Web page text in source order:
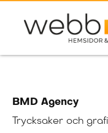
BMD Agency
Trycksaker och